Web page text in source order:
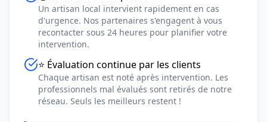
Un artisan local intervient rapidement en cas
d'urgence. Nos partenaires s'engagent à vous
recontacter sous 24 heures pour planifier votre
intervention.
⭐ Évaluation continue par les clients
Chaque artisan est noté après intervention. Les
professionnels mal évalués sont retirés de notre
réseau. Seuls les meilleurs restent !